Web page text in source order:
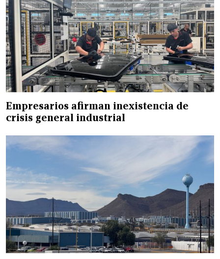
Empresarios afirman inexistencia de
crisis general industrial